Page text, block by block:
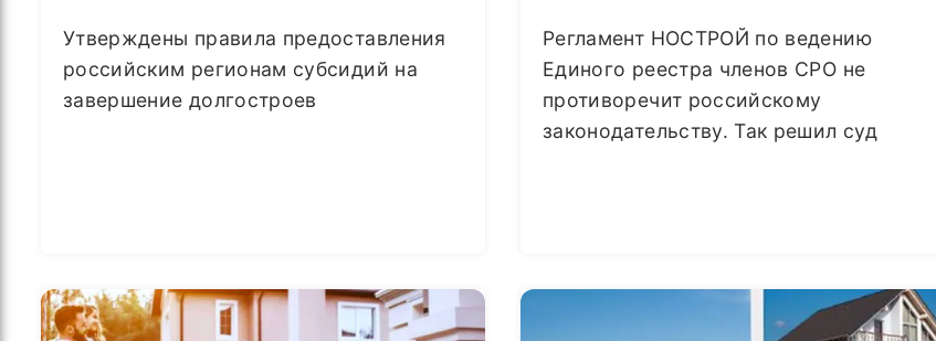
Утверждены правила предоставления
российским регионам субсидий на
завершение долгостроев
Регламент НОСТРОЙ по ведению
Единого реестра членов СРО не
противоречит российскому
законодательству. Так решил суд